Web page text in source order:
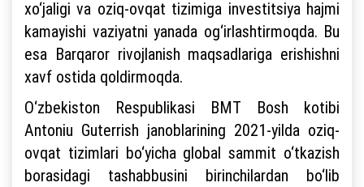
xo‘jaligi va oziq-ovqat tizimiga investitsiya hajmi
kamayishi vaziyatni yanada og‘irlashtirmoqda. Bu
esa Barqaror rivojlanish maqsadlariga erishishni
xavf ostida qoldirmoqda.
O‘zbekiston Respublikasi BMT Bosh kotibi
Antoniu Guterrish janoblarining 2021-yilda oziq-
ovqat tizimlari bo‘yicha global sammit o‘tkazish
borasidagi tashabbusini birinchilardan bo‘lib